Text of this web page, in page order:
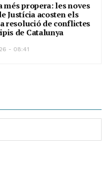
més propera: les noves
Justícia acosten els
resolució de conflictes
de Catalunya
- 08:41